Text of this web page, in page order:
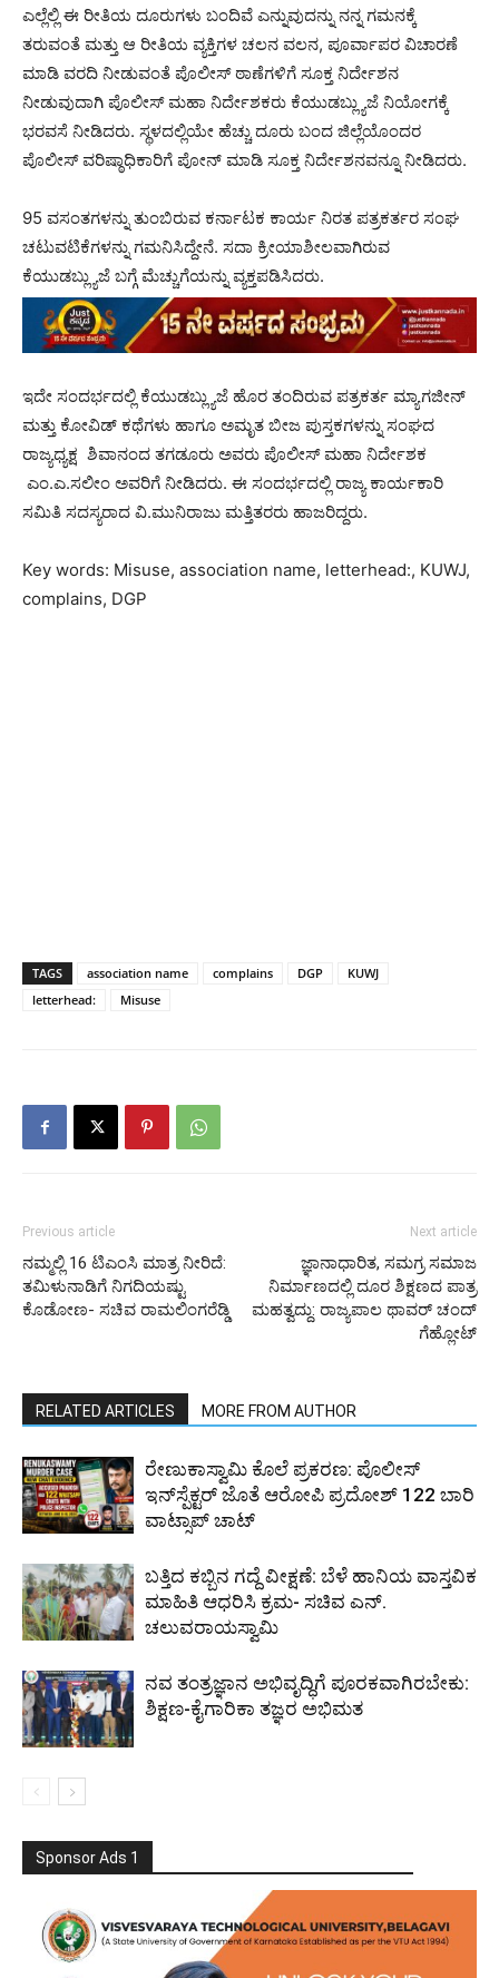
ಎಲ್ಲೆಲ್ಲಿ ಈ ರೀತಿಯ ದೂರುಗಳು ಬಂದಿವೆ ಎನ್ನುವುದನ್ನು ನನ್ನ ಗಮನಕ್ಕೆ
ತರುವಂತೆ ಮತ್ತು ಆ ರೀತಿಯ ವ್ಯಕ್ತಿಗಳ ಚಲನ ವಲನ, ಪೂರ್ವಾಪರ ವಿಚಾರಣೆ
ಮಾಡಿ ವರದಿ ನೀಡುವಂತೆ ಪೊಲೀಸ್ ಠಾಣೆಗಳಿಗೆ ಸೂಕ್ತ ನಿರ್ದೇಶನ
ನೀಡುವುದಾಗಿ ಪೊಲೀಸ್ ಮಹಾ ನಿರ್ದೇಶಕರು ಕೆಯುಡಬ್ಲ್ಯುಜೆ ನಿಯೋಗಕ್ಕೆ
ಭರವಸೆ ನೀಡಿದರು. ಸ್ಥಳದಲ್ಲಿಯೇ ಹೆಚ್ಚು ದೂರು ಬಂದ ಜಿಲ್ಲೆಯೊಂದರ
ಪೊಲೀಸ್ ವರಿಷ್ಠಾಧಿಕಾರಿಗೆ ಪೋನ್ ಮಾಡಿ ಸೂಕ್ತ ನಿರ್ದೇಶನವನ್ನೂ ನೀಡಿದರು.
95 ವಸಂತಗಳನ್ನು ತುಂಬಿರುವ ಕರ್ನಾಟಕ ಕಾರ್ಯ ನಿರತ ಪತ್ರಕರ್ತರ ಸಂಘ
ಚಟುವಟಿಕೆಗಳನ್ನು ಗಮನಿಸಿದ್ದೇನೆ. ಸದಾ ಕ್ರೀಯಾಶೀಲವಾಗಿರುವ
ಕೆಯುಡಬ್ಲ್ಯುಜೆ ಬಗ್ಗೆ ಮೆಚ್ಚುಗೆಯನ್ನು ವ್ಯಕ್ತಪಡಿಸಿದರು.
ಇದೇ ಸಂದರ್ಭದಲ್ಲಿ ಕೆಯುಡಬ್ಲ್ಯುಜೆ ಹೊರ ತಂದಿರುವ ಪತ್ರಕರ್ತ ಮ್ಯಾಗಜೀನ್
ಮತ್ತು ಕೋವಿಡ್ ಕಥೆಗಳು ಹಾಗೂ ಅಮೃತ ಬೀಜ ಪುಸ್ತಕಗಳನ್ನು ಸಂಘದ
ರಾಜ್ಯಧ್ಯಕ್ಷ ಶಿವಾನಂದ ತಗಡೂರು ಅವರು ಪೊಲೀಸ್ ಮಹಾ ನಿರ್ದೇಶಕ
ಎಂ.ಎ.ಸಲೀಂ ಅವರಿಗೆ ನೀಡಿದರು. ಈ ಸಂದರ್ಭದಲ್ಲಿ ರಾಜ್ಯ ಕಾರ್ಯಕಾರಿ
ಸಮಿತಿ ಸದಸ್ಯರಾದ ವಿ.ಮುನಿರಾಜು ಮತ್ತಿತರರು ಹಾಜರಿದ್ದರು.
Key words: Misuse, association name, letterhead:, KUWJ,
complains, DGP
TAGS association name complains DGP
KUWJ
letterhead:
Misuse
Previous article
ನಮ್ಮಲ್ಲಿ 16 ಟಿಎಂಸಿ ಮಾತ್ರ ನೀರಿದೆ:
ತಮಿಳುನಾಡಿಗೆ ನಿಗದಿಯಷ್ಟು
ಕೊಡೋಣ- ಸಚಿವ ರಾಮಲಿಂಗರೆಡ್ಡಿ
Next article
ಜ್ಞಾನಾಧಾರಿತ, ಸಮಗ್ರ ಸಮಾಜ
ನಿರ್ಮಾಣದಲ್ಲಿ ದೂರ ಶಿಕ್ಷಣದ ಪಾತ್ರ
ಮಹತ್ವದ್ದು: ರಾಜ್ಯಪಾಲ ಥಾವರ್ ಚಂದ್
ಗೆಹ್ಲೋಟ್
RELATED ARTICLES MORE FROM AUTHOR
ರೇಣುಕಾಸ್ವಾಮಿ ಕೊಲೆ ಪ್ರಕರಣ: ಪೊಲೀಸ್
ಇನ್‌ಸ್ಪೆಕ್ಟರ್‌ ಜೊತೆ ಆರೋಪಿ ಪ್ರದೋಶ್‌ 122 ಬಾರಿ
ವಾಟ್ಸಾಪ್ ಚಾಟ್
ಬತ್ತಿದ ಕಬ್ಬಿನ ಗದ್ದೆ ವೀಕ್ಷಣೆ: ಬೆಳೆ ಹಾನಿಯ ವಾಸ್ತವಿಕ
ಮಾಹಿತಿ ಆಧರಿಸಿ ಕ್ರಮ- ಸಚಿವ ಎನ್.
ಚಲುವರಾಯಸ್ವಾಮಿ
ನವ ತಂತ್ರಜ್ಞಾನ ಅಭಿವೃದ್ಧಿಗೆ ಪೂರಕವಾಗಿರಬೇಕು:
ಶಿಕ್ಷಣ-ಕೈಗಾರಿಕಾ ತಜ್ಞರ ಅಭಿಮತ
Sponsor Ads 1